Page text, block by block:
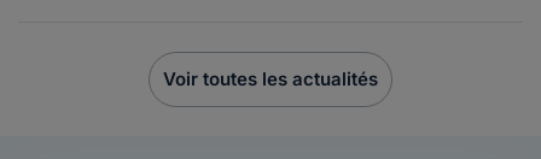
Voir toutes les actualités